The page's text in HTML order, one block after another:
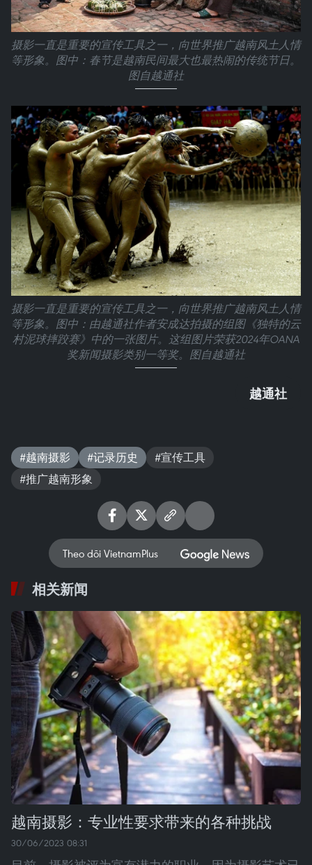
摄影一直是重要的宣传工具之一，向世界推广越南风土人情
等形象。图中：春节是越南民间最大也最热闹的传统节日。
图自越通社
摄影一直是重要的宣传工具之一，向世界推广越南风土人情
等形象。图中：由越通社作者安成达拍摄的组图《独特的云
村泥球摔跤赛》中的一张图片。这组图片荣获2024年OANA
奖新闻摄影类别一等奖。图自越通社
越通社
#越南摄影 #记录历史
#宣传工具
#推广越南形象
Theo dõi VietnamPlus
相关新闻
越南摄影：专业性要求带来的各种挑战
30/06/2023 08:31